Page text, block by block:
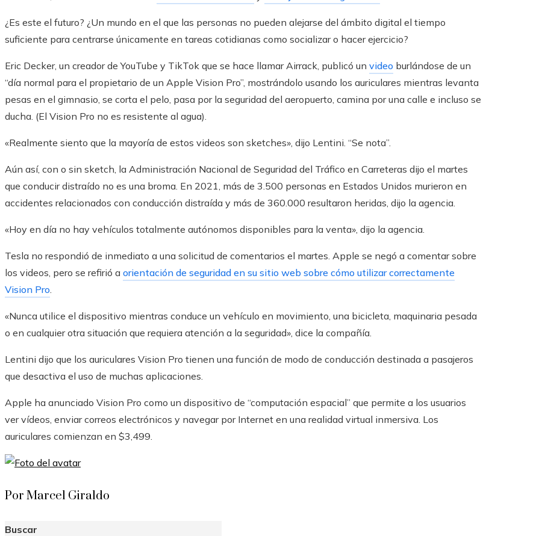
¿Es este el futuro? ¿Un mundo en el que las personas no pueden alejarse del ámbito digital el tiempo
suficiente para centrarse únicamente en tareas cotidianas como socializar o hacer ejercicio?
Eric Decker, un creador de YouTube y TikTok que se hace llamar Airrack, publicó un video burlándose de un
“día normal para el propietario de un Apple Vision Pro”, mostrándolo usando los auriculares mientras levanta
pesas en el gimnasio, se corta el pelo, pasa por la seguridad del aeropuerto, camina por una calle e incluso se
ducha. (El Vision Pro no es resistente al agua).
«Realmente siento que la mayoría de estos videos son sketches», dijo Lentini. “Se nota”.
Aún así, con o sin sketch, la Administración Nacional de Seguridad del Tráfico en Carreteras dijo el martes
que conducir distraído no es una broma. En 2021, más de 3.500 personas en Estados Unidos murieron en
accidentes relacionados con conducción distraída y más de 360.000 resultaron heridas, dijo la agencia.
«Hoy en día no hay vehículos totalmente autónomos disponibles para la venta», dijo la agencia.
Tesla no respondió de inmediato a una solicitud de comentarios el martes. Apple se negó a comentar sobre
los videos, pero se refirió a orientación de seguridad en su sitio web sobre cómo utilizar correctamente
Vision Pro.
«Nunca utilice el dispositivo mientras conduce un vehículo en movimiento, una bicicleta, maquinaria pesada
o en cualquier otra situación que requiera atención a la seguridad», dice la compañía.
Lentini dijo que los auriculares Vision Pro tienen una función de modo de conducción destinada a pasajeros
que desactiva el uso de muchas aplicaciones.
Apple ha anunciado Vision Pro como un dispositivo de “computación espacial” que permite a los usuarios
ver vídeos, enviar correos electrónicos y navegar por Internet en una realidad virtual inmersiva. Los
auriculares comienzan en $3,499.
Por Marcel Giraldo
Buscar